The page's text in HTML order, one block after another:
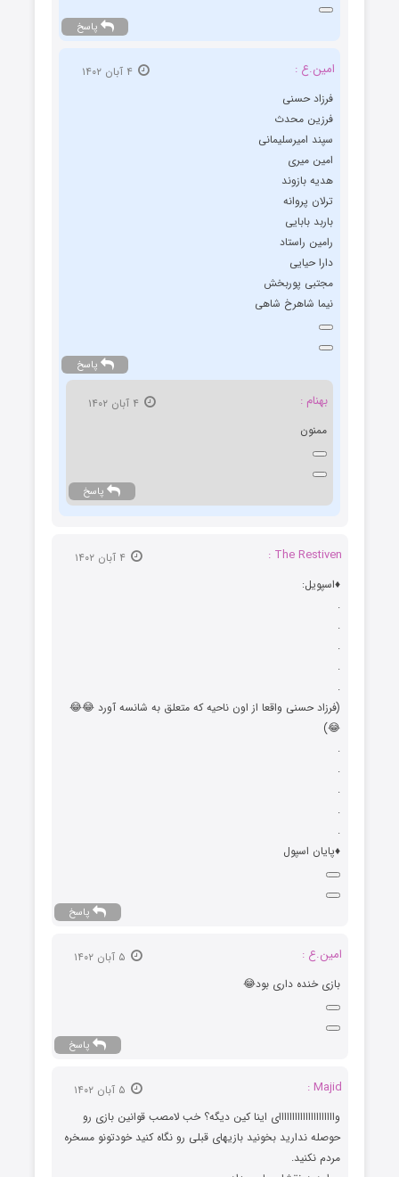
پاسخ
امین.ع :
۴ آبان ۱۴۰۲
فرزاد حسنی
فرزین محدث
سپند امیرسلیمانی
امین میری
هدیه بازوند
ترلان پروانه
باربد بابایی
رامین راستاد
دارا حیایی
مجتبی پوربخش
نیما شاهرخ شاهی
پاسخ
بهنام :
ممنون
پاسخ
The Restiven :
♦️اسپویل:
.
.
.
.
.
(فرزاد حسنی واقعا از اون ناحیه که متعلق به شانسه آورد 😂😂
😂)
.
.
.
.
.
♦️پایان اسپول
پاسخ
امین.ع :
بازی خنده داری بود😂
پاسخ
Majid :
وااااااااااااااااااااای اینا کین دیگه؟ خب لامصب قوانین بازی رو
حوصله ندارید بخونید بازیهای قبلی رو نگاه کنید خودتونو مسخره
مردم نکنید.